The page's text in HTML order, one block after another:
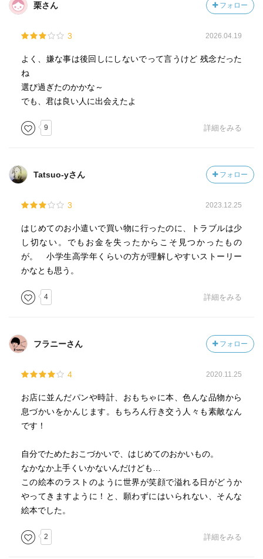
栗さん フォロー
3 2026.04.19
よく、嫌な事は後回しにしないでって言うけど 残念だった
ね
選び過ぎたのかかな～
でも、君は良い人に出会えたよ
9 詳細をみる
Tatsuo-yさん フォロー
3 2023.12.25
はじめてのお小遣いで買い物に行ったのに、トラブルは少
し切ない。でもお金を失ったからこそ見つかったもの
が。 小学生高学年くらいの方が理解しやすいストーリー
かなとも思う。
4 詳細をみる
フラニーさん フォロー
4 2020.11.25
お店に並んだパンや時計、おもちゃに本、色んな品物から
息づかいをかんじます。もちろん行き交う人々も素敵なん
です！
自分でためたおこづかいで、はじめてのおかいもの。
なかなか上手くいかないんだけども…
この絵本のラストのように世界が笑顔で溢れる日がどうか
やってきますように！と、願わずにはいられない、そんな
絵本でした。
2 詳細をみる